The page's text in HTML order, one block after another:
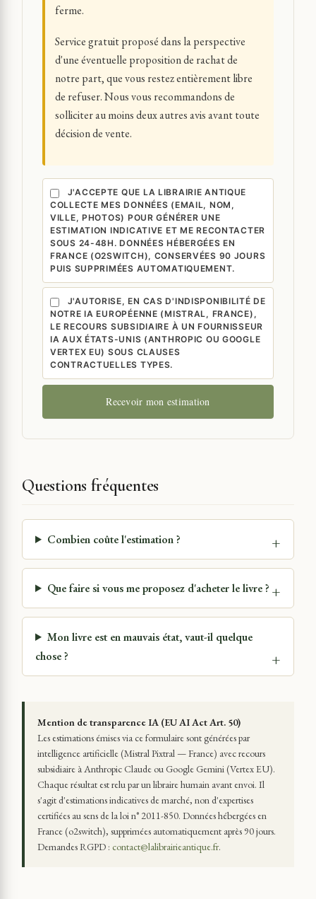
ferme.
Service gratuit proposé dans la perspective
d'une éventuelle proposition de rachat de
notre part, que vous restez entièrement libre
de refuser. Nous vous recommandons de
solliciter au moins deux autres avis avant toute
décision de vente.
J'ACCEPTE QUE LA LIBRAIRIE ANTIQUE
COLLECTE MES DONNÉES (EMAIL, NOM,
VILLE, PHOTOS) POUR GÉNÉRER UNE
ESTIMATION INDICATIVE ET ME RECONTACTER
SOUS 24-48H. DONNÉES HÉBERGÉES EN
FRANCE (O2SWITCH), CONSERVÉES 90 JOURS
PUIS SUPPRIMÉES AUTOMATIQUEMENT.
J'AUTORISE, EN CAS D'INDISPONIBILITÉ DE
NOTRE IA EUROPÉENNE (MISTRAL, FRANCE),
LE RECOURS SUBSIDIAIRE À UN FOURNISSEUR
IA AUX ÉTATS-UNIS (ANTHROPIC OU GOOGLE
VERTEX EU) SOUS CLAUSES
CONTRACTUELLES TYPES.
Recevoir mon estimation
Questions fréquentes
Combien coûte l'estimation ?
Que faire si vous me proposez d'acheter le livre ?
Mon livre est en mauvais état, vaut-il quelque
chose ?
Mention de transparence IA (EU AI Act Art. 50)
Les estimations émises via ce formulaire sont générées par
intelligence artificielle (Mistral Pixtral — France) avec recours
subsidiaire à Anthropic Claude ou Google Gemini (Vertex EU).
Chaque résultat est relu par un libraire humain avant envoi. Il
s'agit d'estimations indicatives de marché, non d'expertises
certifiées au sens de la loi n° 2011-850. Données hébergées en
France (o2switch), supprimées automatiquement après 90 jours.
Demandes RGPD : contact@lalibrairieantique.fr.